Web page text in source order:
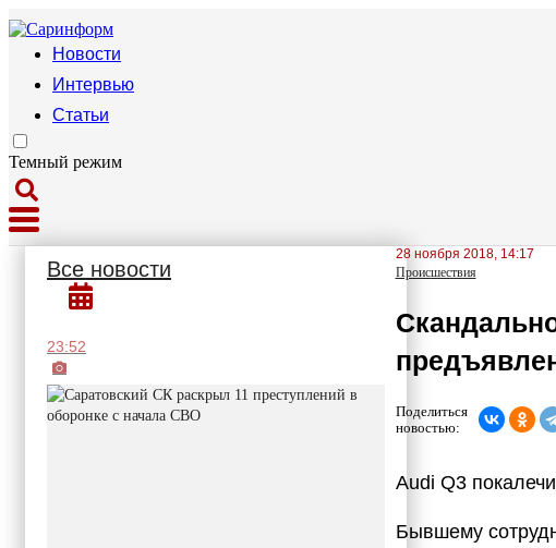
Новости
Интервью
Статьи
Темный режим
Все новости
23:52
28 ноября 2018, 14:17
Происшествия
Поделиться
новостью:
Audi Q3
Бывшему